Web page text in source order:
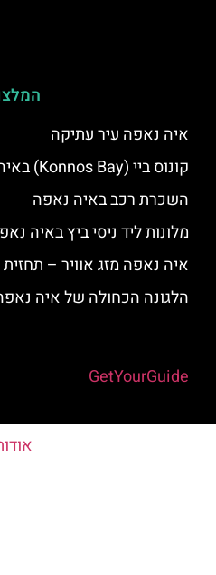
איה נאפה עיר עתיקה
קונוס ביי (Konnos Bay) באיה נאפה
השכרת רכב באיה נאפה
מלונות ליד ניסי ביץ באיה
איה נאפה מזג אוויר –
הלגונה הכחולה של איה
GetYourGuide